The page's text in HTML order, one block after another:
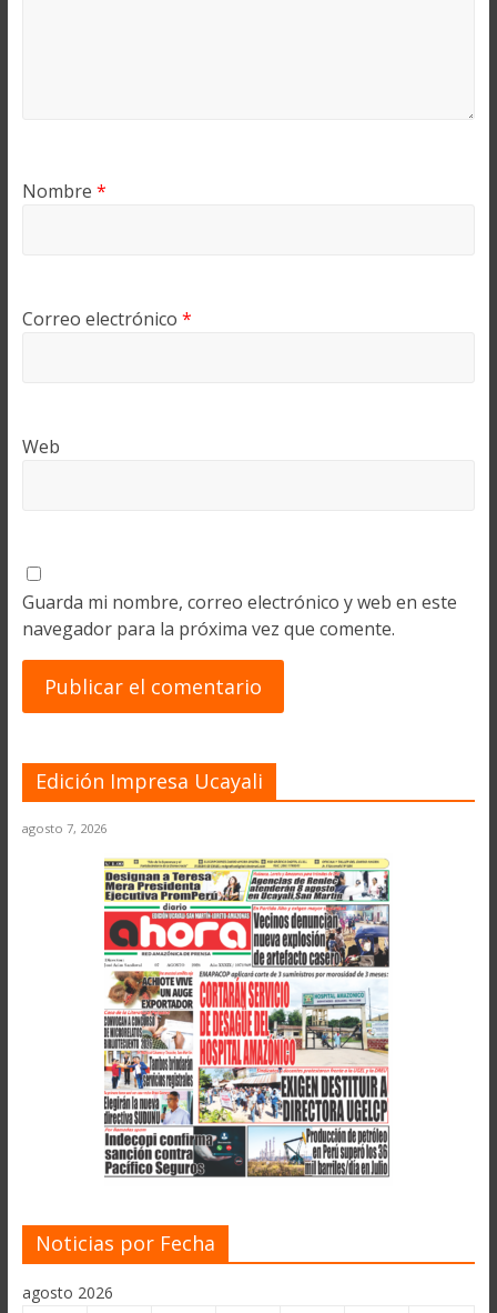
Nombre *
Correo electrónico *
Web
Guarda mi nombre, correo electrónico y web en este
navegador para la próxima vez que comente.
Edición Impresa Ucayali
agosto 7, 2026
Noticias por Fecha
agosto 2026